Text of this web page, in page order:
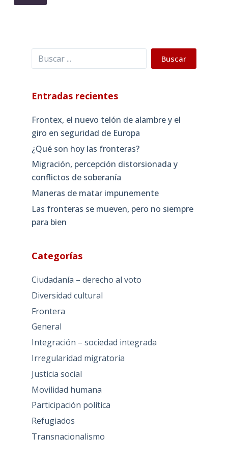
Buscar Buscar
Entradas recientes
Frontex, el nuevo telón de alambre y el
giro en seguridad de Europa
¿Qué son hoy las fronteras?
Migración, percepción distorsionada y
conflictos de soberanía
Maneras de matar impunemente
Las fronteras se mueven, pero no siempre
para bien
Categorías
Ciudadanía – derecho al voto
Diversidad cultural
Frontera
General
Integración – sociedad integrada
Irregularidad migratoria
Justicia social
Movilidad humana
Participación política
Refugiados
Transnacionalismo